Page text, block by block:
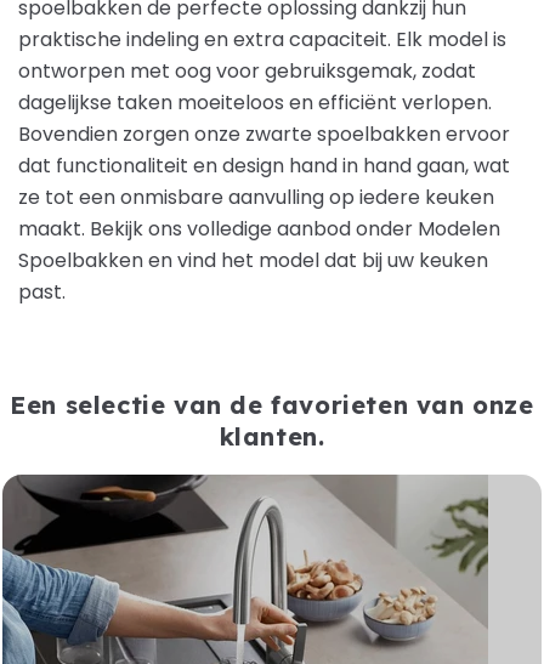
spoelbakken de perfecte oplossing dankzij hun
praktische indeling en extra capaciteit. Elk model is
ontworpen met oog voor gebruiksgemak, zodat
dagelijkse taken moeiteloos en efficiënt verlopen.
Bovendien zorgen onze zwarte spoelbakken ervoor
dat functionaliteit en design hand in hand gaan, wat
ze tot een onmisbare aanvulling op iedere keuken
maakt. Bekijk ons volledige aanbod onder Modelen
Spoelbakken en vind het model dat bij uw keuken
past.
Een selectie van de favorieten van onze
klanten.